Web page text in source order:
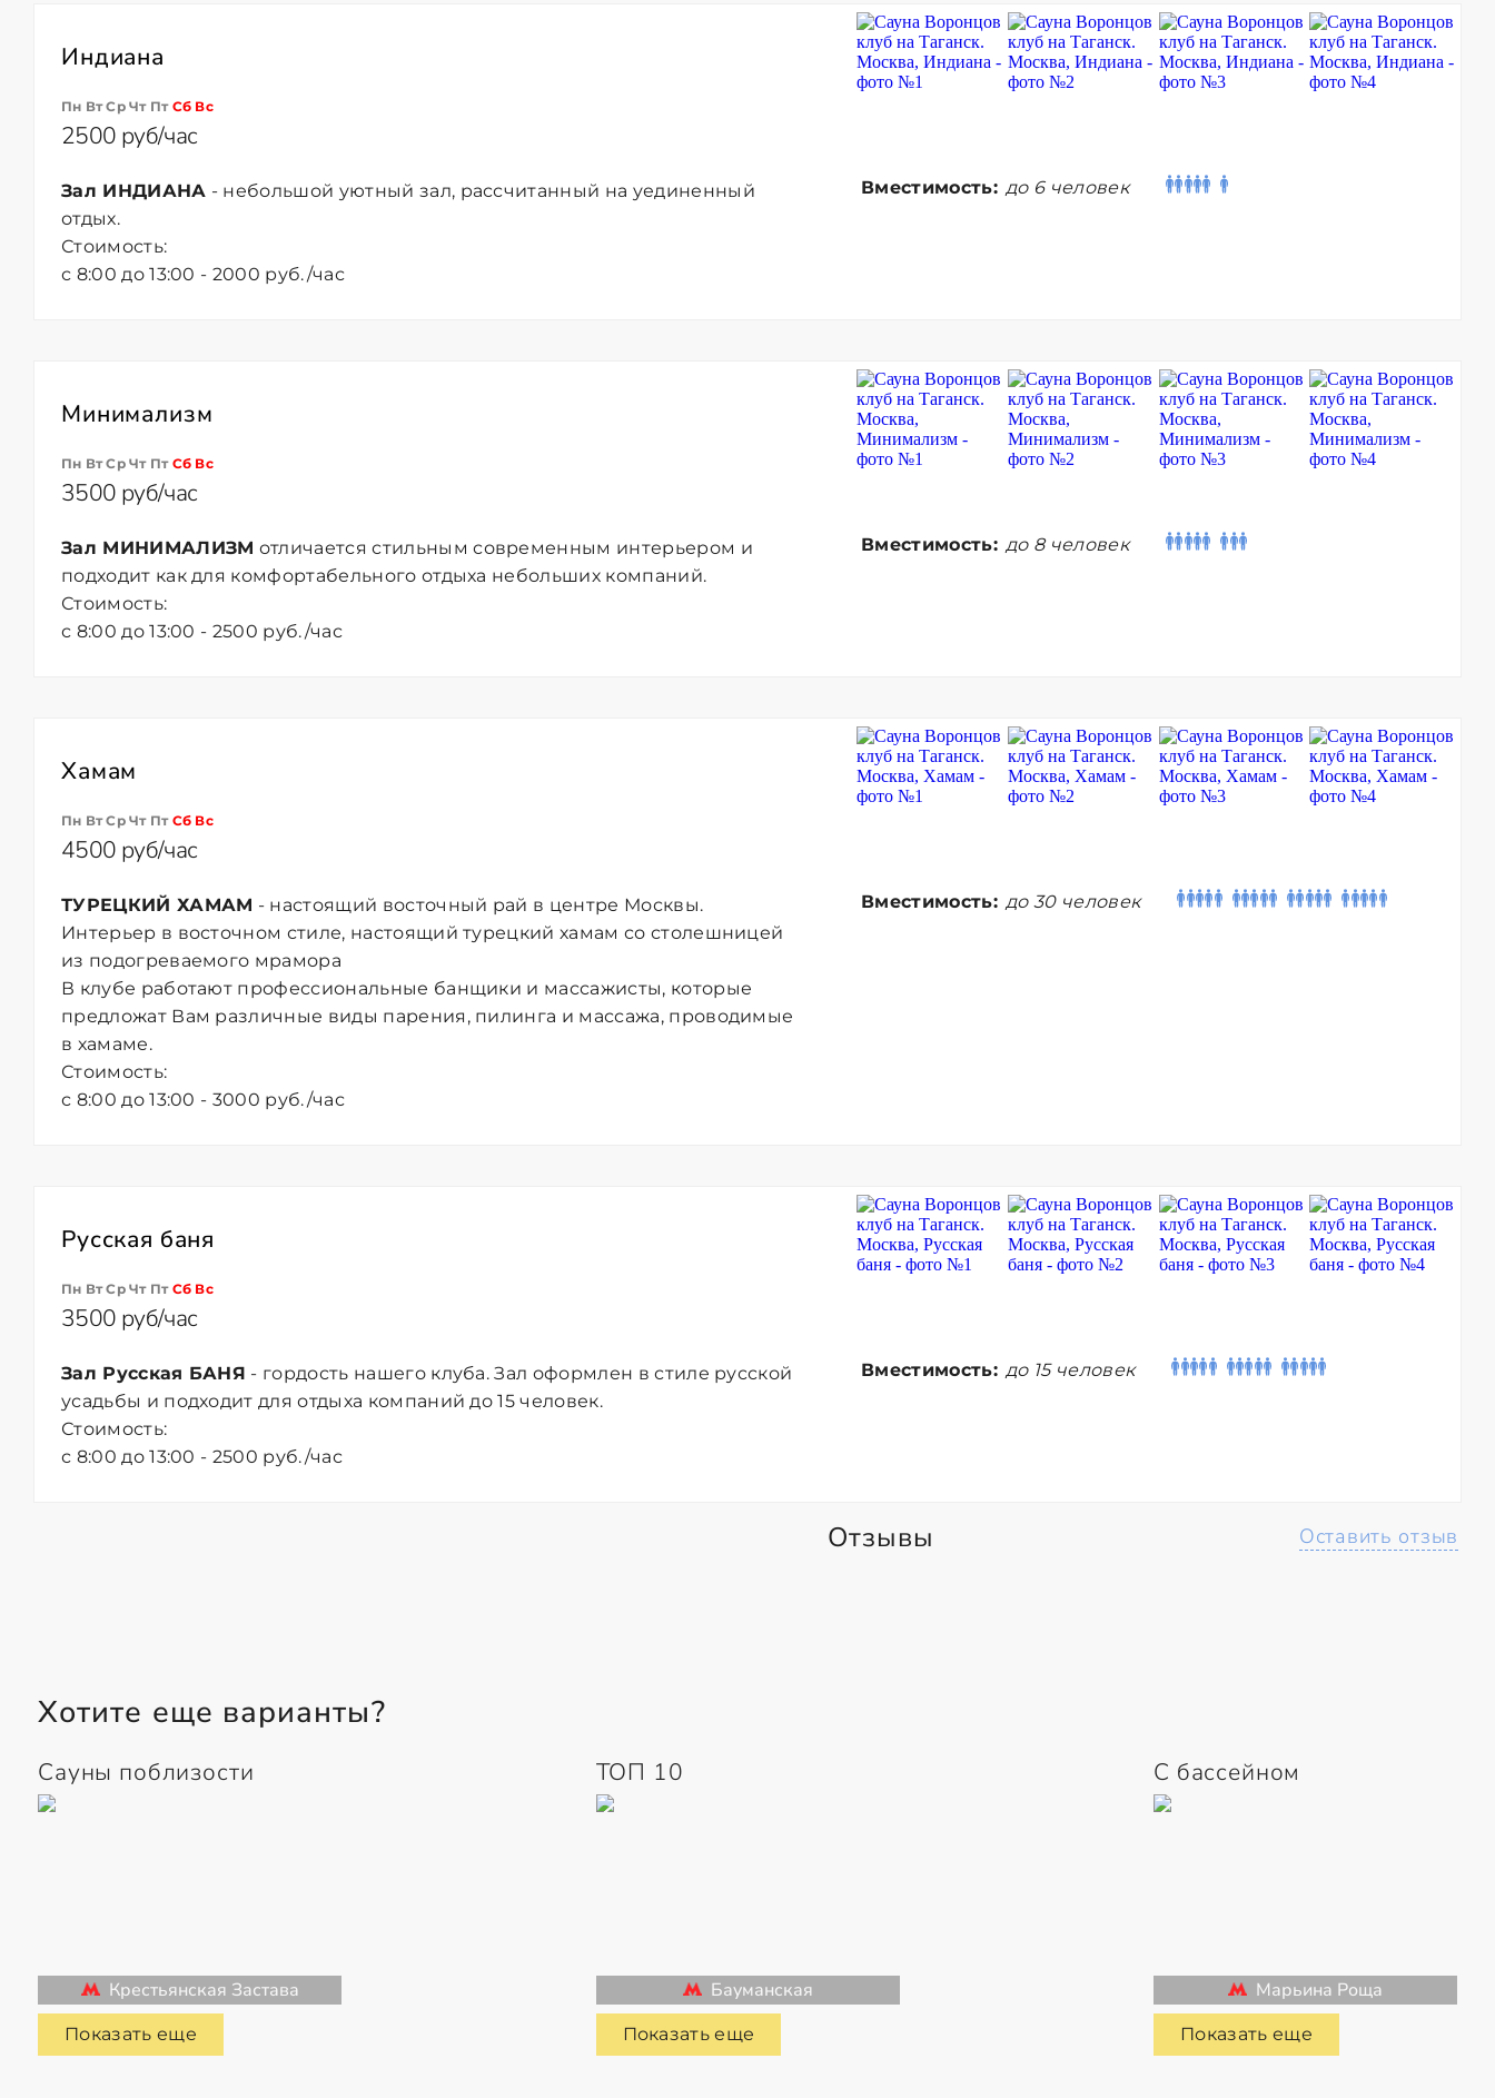
Индиана
Пн Вт Ср Чт Пт Сб Вс
2500 руб/час
Зал ИНДИАНА - небольшой уютный зал, рассчитанный на уединенный
отдых.
Стоимость:
с 8:00 до 13:00 - 2000 руб./час
Вместимость: до 6 человек
Минимализм
Пн Вт Ср Чт Пт Сб Вс
3500 руб/час
Зал МИНИМАЛИЗМ отличается стильным современным интерьером и
подходит как для комфортабельного отдыха небольших компаний.
Стоимость:
с 8:00 до 13:00 - 2500 руб./час
Вместимость: до 8 человек
Хамам
Пн Вт Ср Чт Пт Сб Вс
4500 руб/час
ТУРЕЦКИЙ ХАМАМ - настоящий восточный рай в центре Москвы.
Интерьер в восточном стиле, настоящий турецкий хамам со столешницей
из подогреваемого мрамора
В клубе работают профессиональные банщики и массажисты, которые
предложат Вам различные виды парения, пилинга и массажа, проводимые
в хамаме.
Стоимость:
с 8:00 до 13:00 - 3000 руб./час
Вместимость: до 30 человек
Русская баня
Пн Вт Ср Чт Пт Сб Вс
3500 руб/час
Зал Русская БАНЯ - гордость нашего клуба. Зал оформлен в стиле русской
усадьбы и подходит для отдыха компаний до 15 человек.
Стоимость:
с 8:00 до 13:00 - 2500 руб./час
Вместимость: до 15 человек
Отзывы Оставить отзыв
Хотите еще варианты?
Сауны поблизости
Крестьянская Застава
Показать еще
ТОП 10
Бауманская
Показать еще
С бассейном
Марьина Роща
Показать еще